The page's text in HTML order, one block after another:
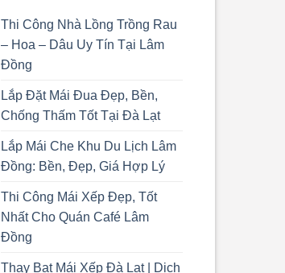
Thi Công Nhà Lồng Trồng Rau
– Hoa – Dâu Uy Tín Tại Lâm
Đồng
Lắp Đặt Mái Đua Đẹp, Bền,
Chống Thấm Tốt Tại Đà Lạt
Lắp Mái Che Khu Du Lịch Lâm
Đồng: Bền, Đẹp, Giá Hợp Lý
Thi Công Mái Xếp Đẹp, Tốt
Nhất Cho Quán Café Lâm
Đồng
Thay Bạt Mái Xếp Đà Lạt | Dịch